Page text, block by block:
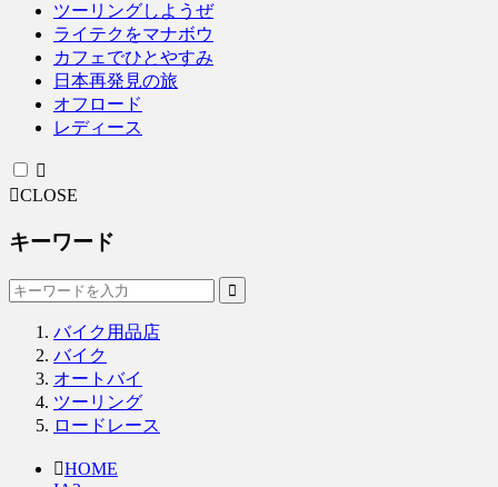
ツーリングしようぜ
ライテクをマナボウ
カフェでひとやすみ
日本再発見の旅
オフロード
レディース
CLOSE
キーワード
バイク用品店
バイク
オートバイ
ツーリング
ロードレース
HOME